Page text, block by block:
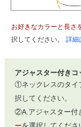
お好きなカラーと長さ
択してください。 詳細
アジャスター付き
①ネックレスのタイ
択してください。
②A.アジャスター付